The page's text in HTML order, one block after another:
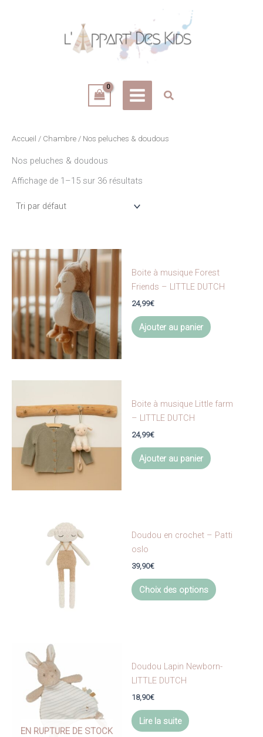
Accueil / Chambre / Nos peluches & doudous
Nos peluches & doudous
Affichage de 1–15 sur 36 résultats
Boite à musique Forest
Friends – LITTLE DUTCH
24,99€
Ajouter au panier
Boite à musique Little farm
– LITTLE DUTCH
24,99€
Ajouter au panier
Doudou en crochet – Patti
oslo
39,90€
Choix des options
produit
options
EN RUPTURE DE STOCK
Doudou Lapin Newborn-
LITTLE DUTCH
18,90€
Lire la suite